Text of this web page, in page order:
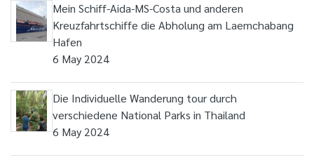
Mein Schiff-Aida-MS-Costa und anderen
Kreuzfahrtschiffe die Abholung am Laemchabang
Hafen
6 May 2024
Die Individuelle Wanderung tour durch
verschiedene National Parks in Thailand
6 May 2024